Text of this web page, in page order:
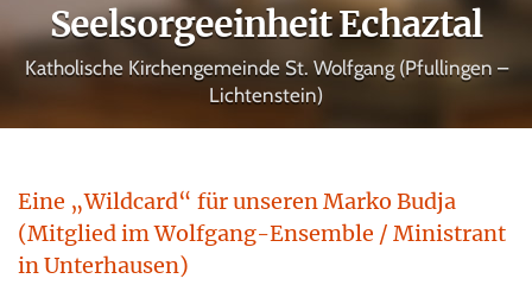
Seelsorgeeinheit Echaztal
Katholische Kirchengemeinde St. Wolfgang (Pfullingen –
Lichtenstein)
Eine „Wildcard“ für unseren Marko Budja
(Mitglied im Wolfgang-Ensemble / Ministrant
in Unterhausen)